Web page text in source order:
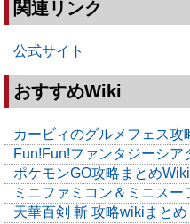
関連リンク
公式サイト
おすすめWiki
カービィのグルメフェス攻
Fun!Fun!ファンタジーシア
ポケモンGO攻略まとめWiki
ミニファミコン＆ミニス
天華百剣 斬 攻略wikiまとめ